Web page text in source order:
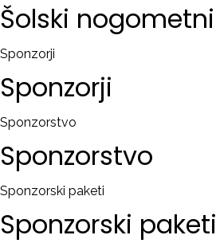
Šolski nogometni
Sponzorji
Sponzorji
Sponzorstvo
Sponzorstvo
Sponzorski paketi
Sponzorski paketi